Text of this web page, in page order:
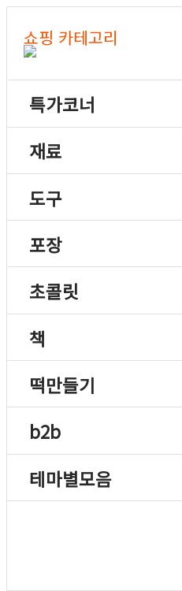
쇼핑 카테고리
특가코너
재료
도구
포장
초콜릿
책
떡만들기
b2b
테마별모음